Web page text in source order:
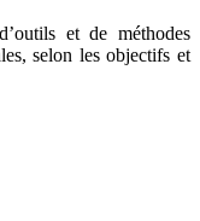
et de méthodes
selon les objectifs et